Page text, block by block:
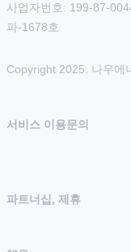
사업자번호: 199-87-
파-1678호
Copyright 2025. 나우에
서비스 이용문의
파트너십, 제휴